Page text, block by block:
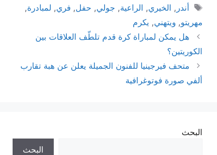
الوسوم
أندر , الخيري, الراعية, جولي, حفل, فري, لمبادرة,
مهريتو, ويتهني, يكرم
هل يمكن لمباراة كرة قدم تلطّف العلاقات بين
الكوريتين؟
متحف فيرجينيا للفنون الجميلة يعلن عن هبة تقارب
ألفي صورة فوتوغرافية
البحث
البحث